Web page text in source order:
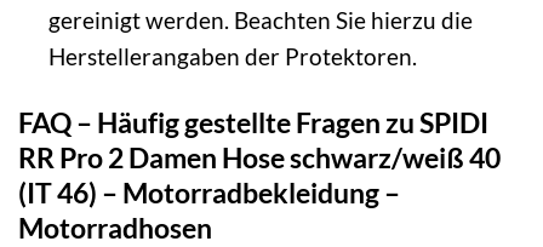
gereinigt werden. Beachten Sie hierzu die
Herstellerangaben der Protektoren.
FAQ – Häufig gestellte Fragen zu SPIDI
RR Pro 2 Damen Hose schwarz/weiß 40
(IT 46) – Motorradbekleidung –
Motorradhosen